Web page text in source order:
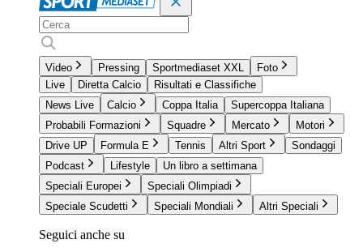
Video Pressing Sportmediaset XXL
Foto
Live
Diretta Calcio
Risultati e Classifiche
News Live
Calcio Coppa Italia
Supercoppa Italiana
Probabili Formazioni
Squadre Mercato
Motori
Drive UP
Formula E Tennis Altri Sport
Sondaggi
Podcast
Lifestyle
Un libro a settimana
Speciali Europei
Speciali Olimpiadi
Speciale Scudetti
Speciali Mondiali Altri Speciali
Seguici anche su